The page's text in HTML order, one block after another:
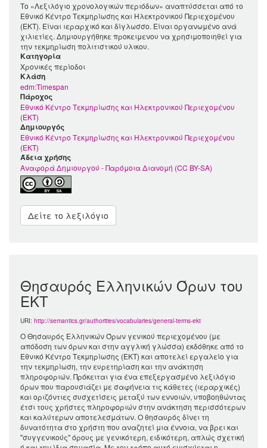
Το «Λεξιλόγιο χρονολογικών περιόδων» αναπτύσσεται από το
Εθνικό Κέντρο Τεκμηρίωσης και Ηλεκτρονικού Περιεχομένου
(ΕΚΤ). Είναι ιεραρχικό και δίγλωσσο. Είναι οργανωμένο ανά
χιλιετίες. Δημιουργήθηκε προκειμενου να χρησιμοποιηθεί για
την τεκμηρίωση πολιτιστικού υλικου.
Κατηγορία
Χρονικές περίοδοι
Kλάση
edm:Timespan
Πάροχος
Εθνικό Κέντρο Τεκμηρίωσης και Ηλεκτρονικού Περιεχομένου
(ΕΚΤ)
Δημιουργός
Εθνικό Κέντρο Τεκμηρίωσης και Ηλεκτρονικού Περιεχομένου
(ΕΚΤ)
Άδεια χρήσης
Αναφορά Δημιουργού - Παρόμοια Διανομή (CC BY-SA)
Δείτε το λεξιλόγιο
Θησαυρός Ελληνικών Όρων του
ΕΚΤ
URI: http://semantics.gr/authorities/vocabularies/general-terms-ekt
Ο Θησαυρός Ελληνικών Όρων γενικού περιεχομένου (με
απόδοση των όρων και στην αγγλική γλώσσα) εκδόθηκε από το
Εθνικό Κέντρο Τεκμηρίωσης (ΕΚΤ) και αποτελεί εργαλείο για
την τεκμηρίωση, την ευρετηρίαση και την ανάκτηση
πληροφοριών. Πρόκειται για ένα επεξεργασμένο λεξιλόγιο
όρων που παρουσιάζει με σαφήνεια τις κάθετες (ιεραρχικές)
και οριζόντιες συσχετίσεις μεταξύ των εννοιών, υποβοηθώντας
έτσι τους χρήστες πληροφοριών στην ανάκτηση περισσότερων
και καλύτερων αποτελεσμάτων. Ο θησαυρός δίνει τη
δυνατότητα στο χρήστη που αναζητεί μια έννοια, να βρει και
"συγγενικούς" όρους με γενικότερη, ειδικότερη, απλώς σχετική